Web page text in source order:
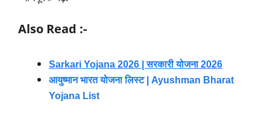
Also Read :-
Sarkari Yojana 2026 | सरकारी योजना 2026
आयुष्मान भारत योजना लिस्ट | Ayushman Bharat
Yojana List